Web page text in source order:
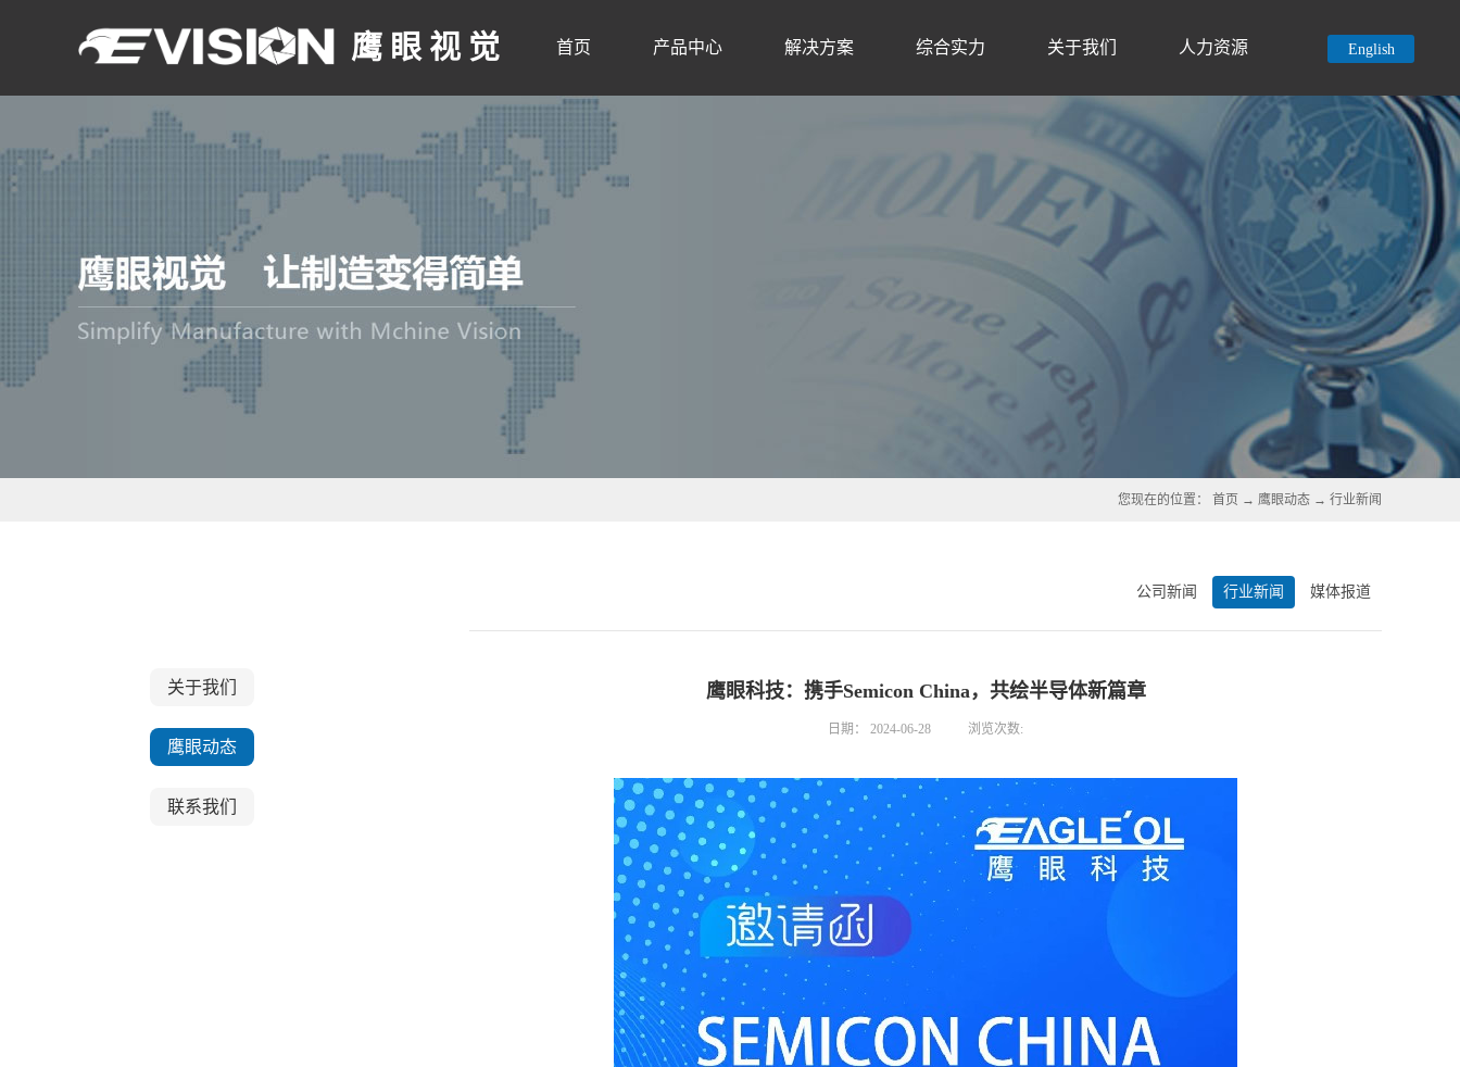
鹰 眼 视 觉 English
首页 产品中心 解决方案 综合实力 关于我们 人力资源
您现在的位置： 首页 → 鹰眼动态 → 行业新闻
关于我们
鹰眼动态
联系我们
公司新闻 行业新闻 媒体报道
鹰眼科技：携手Semicon China，共绘半导体新篇章
日期： 2024-06-28 浏览次数: